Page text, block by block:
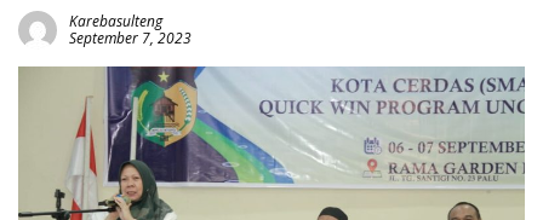
Karebasulteng
September 7, 2023